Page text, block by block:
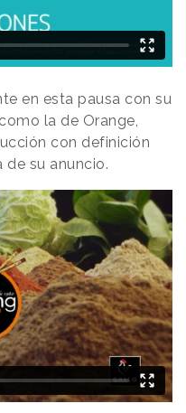
en esta pausa con su
la de Orange,
con definición
de su anuncio.